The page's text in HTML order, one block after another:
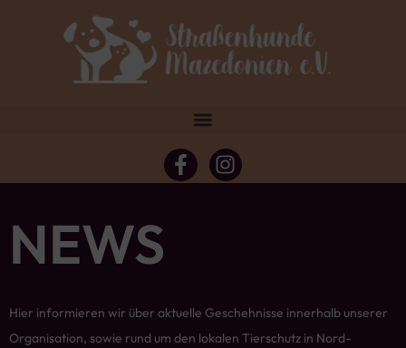
NEWS
Hier informieren wir über aktuelle Geschehnisse innerhalb unserer
Organisation, sowie rund um den lokalen Tierschutz in Nord-